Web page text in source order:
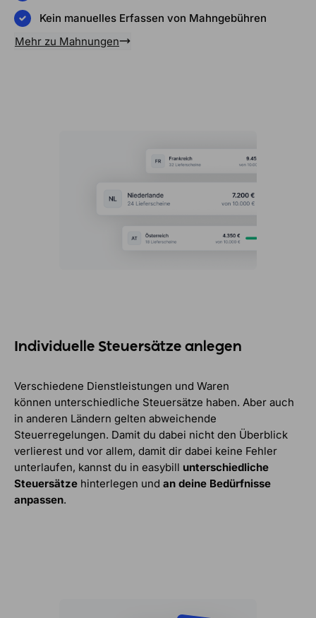
Kein manuelles Erfassen von Mahngebühren
Mehr zu Mahnungen
Individuelle Steuersätze anlegen
Verschiedene Dienstleistungen und Waren
können unterschiedliche Steuersätze haben. Aber auch
in anderen Ländern gelten abweichende
Steuerregelungen. Damit du dabei nicht den Überblick
verlierest und vor allem, damit dir dabei keine Fehler
unterlaufen, kannst du in easybill unterschiedliche
Steuersätze hinterlegen und an deine Bedürfnisse
anpassen.